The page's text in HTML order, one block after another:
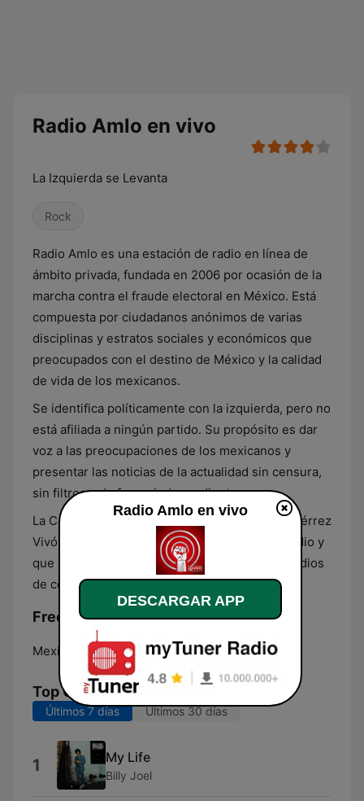
Radio Amlo en vivo
La Izquierda se Levanta
Rock
Radio Amlo es una estación de radio en línea de
ámbito privada, fundada en 2006 por ocasión de la
marcha contra el fraude electoral en México. Está
compuesta por ciudadanos anónimos de varias
disciplinas y estratos sociales y económicos que
preocupados con el destino de México y la calidad
de vida de los mexicanos.
Se identifica políticamente con la izquierda, pero no
está afiliada a ningún partido. Su propósito es dar
voz a las preocupaciones de los mexicanos y
presentar las noticias de la actualidad sin censura,
sin filtros y de forma independiente.
La Conferencia Amlo presentada por José Gutiérrez
Vivó es el programa más destacado en esta radio y
que mayor repercusión tiene en los demás medios
de comunicación.
Frecuencias Radio Amlo:
Mexico City: Online
Top Canciones
Últimos 7 días Últimos 30 días
1 My Life
Billy Joel
Radio Amlo en vivo
DESCARGAR APP